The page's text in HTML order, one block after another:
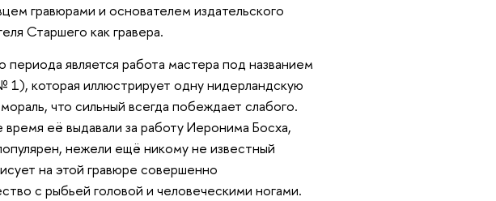
гравюрами и основателем издательского
Старшего как гравера.
является работа мастера под названием
которая иллюстрирует одну нидерландскую
что сильный всегда побеждает слабого.
её выдавали за работу Иеронима Босха,
нежели ещё никому не известный
на этой гравюре совершенно
с рыбьей головой и человеческими ногами.